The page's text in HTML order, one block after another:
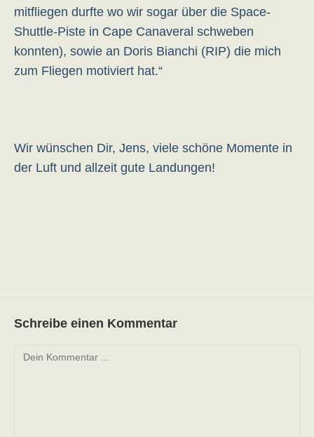
mitfliegen durfte wo wir sogar über die Space-
Shuttle-Piste in Cape Canaveral schweben
konnten), sowie an Doris Bianchi (RIP) die mich
zum Fliegen motiviert hat.“
Wir wünschen Dir, Jens, viele schöne Momente in
der Luft und allzeit gute Landungen!
Schreibe einen Kommentar
Kommentieren